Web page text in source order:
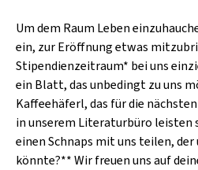
Um dem Raum Leben
ein, zur Eröffnung etwas
Stipendienzeitraum* bei uns
ein Blatt, das unbedingt zu uns
Kaffeehäferl, das für die
in unserem Literaturbüro leisten
einen Schnaps mit uns teilen,
könnte?** Wir freuen uns auf